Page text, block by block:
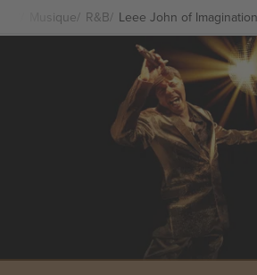
Musique R&B Leee John of